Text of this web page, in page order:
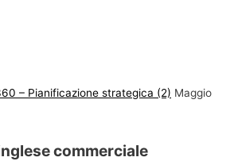
– Pianificazione strategica (2) Maggio
commerciale